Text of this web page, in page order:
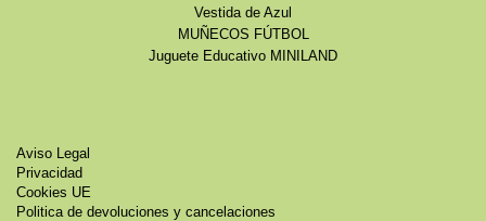
Vestida de Azul
MUÑECOS FÚTBOL
Juguete Educativo MINILAND
Aviso Legal
Privacidad
Cookies UE
Politica de devoluciones y cancelaciones